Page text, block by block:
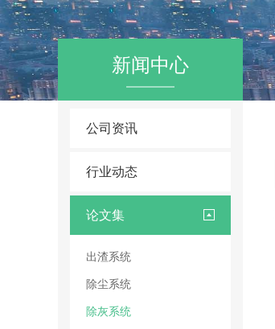
新闻中心
公司资讯
行业动态
论文集
出渣系统
除尘系统
除灰系统